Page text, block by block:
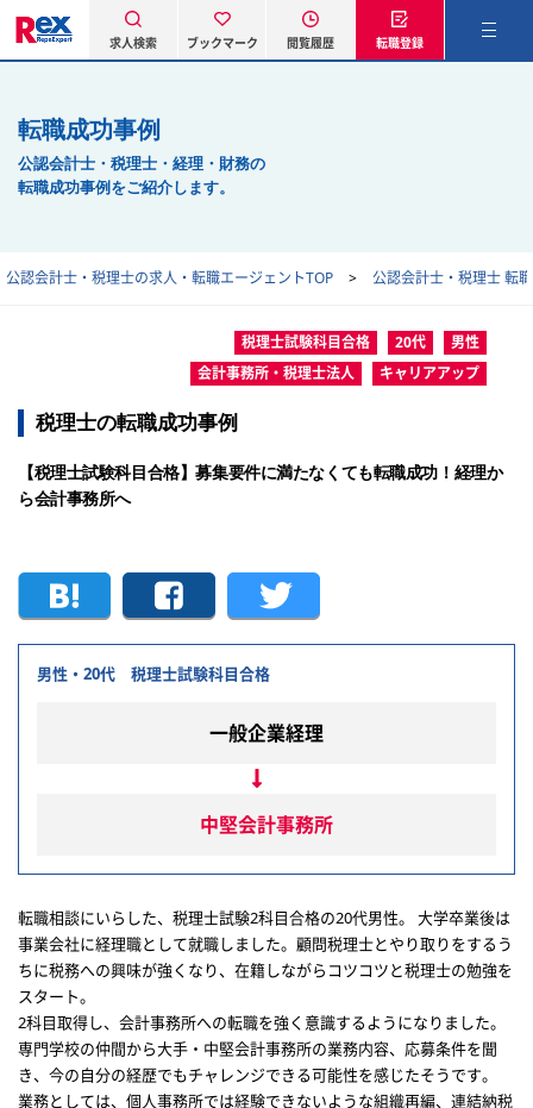
求人検索 ブックマーク 閲覧履歴 転職登録
転職成功事例
公認会計士・税理士・経理・財務の
転職成功事例をご紹介します。
公認会計士・税理士の求人・転職エージェントTOP 公認会計士・税理士 転
税理士試験科目合格 20代
男性
会計事務所・税理士法人
キャリアアップ
税理士の転職成功事例
【税理士試験科目合格】募集要件に満たなくても転職成功！経理か
ら会計事務所へ
男性・20代 税理士試験科目合格
一般企業経理
中堅会計事務所
転職相談にいらした、税理士試験2科目合格の20代男性。 大学卒業後は
事業会社に経理職として就職しました。顧問税理士とやり取りをするう
ちに税務への興味が強くなり、在籍しながらコツコツと税理士の勉強を
スタート。
2科目取得し、会計事務所への転職を強く意識するようになりました。
専門学校の仲間から大手・中堅会計事務所の業務内容、応募条件を聞
き、今の自分の経歴でもチャレンジできる可能性を感じたそうです。
業務としては、個人事務所では経験できないような組織再編、連結納税